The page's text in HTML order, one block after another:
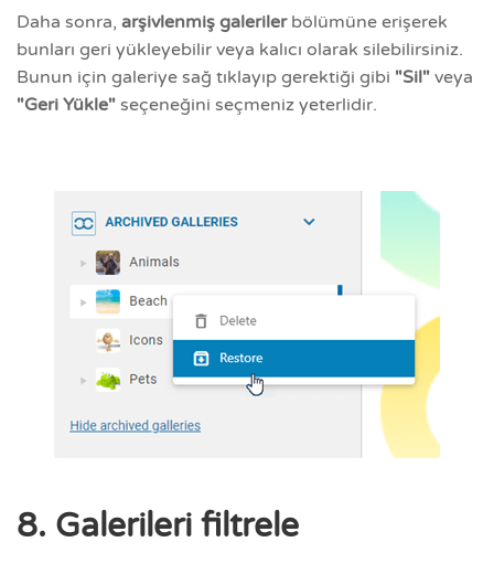
Daha sonra, arşivlenmiş galerilerbölümüne erişerek
bunları geri yükleyebilir veya kalıcı olarak silebilirsiniz.
Bunun için galeriye sağ tıklayıp gerektiği gibi "Sil" veya
"Geri Yükle" seçeneğini seçmeniz yeterlidir.
8. Galerileri filtrele